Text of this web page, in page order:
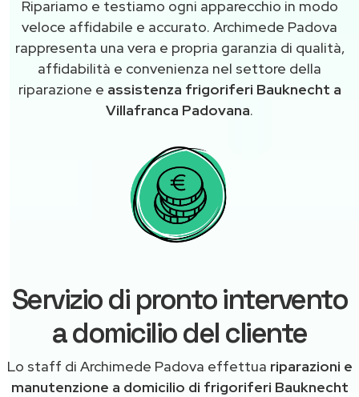
Ripariamo e testiamo ogni apparecchio in modo
veloce affidabile e accurato. Archimede Padova
rappresenta una vera e propria garanzia di qualità,
affidabilità e convenienza nel settore della
riparazione e assistenza frigoriferi Bauknecht a
Villafranca Padovana.
Servizio di pronto intervento
a domicilio del cliente
Lo staff di Archimede Padova effettua riparazioni e
manutenzione a domicilio di frigoriferi Bauknecht